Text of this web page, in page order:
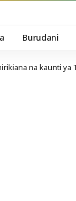
Burudani
na kaunti ya